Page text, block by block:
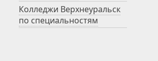
Колледжи Верхнеуральск
по специальностям